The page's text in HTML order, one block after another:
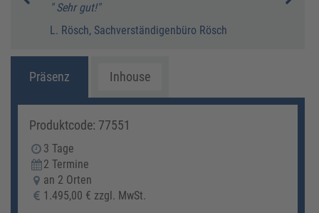
" Sehr gut!"
L. Rösch, Sachverständigenbüro Rösch
Präsenz Inhouse
Produktcode: 77551
3 Tage
2 Termine
an 2 Orten
1.495,00 € zzgl. MwSt.